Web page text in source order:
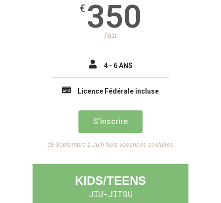
€ 350
/an
4 - 6 ANS
Licence Fédérale incluse
S'inscrire
de Septembre à Juin hors vacances scolaires
KIDS/TEENS
JIU-JITSU